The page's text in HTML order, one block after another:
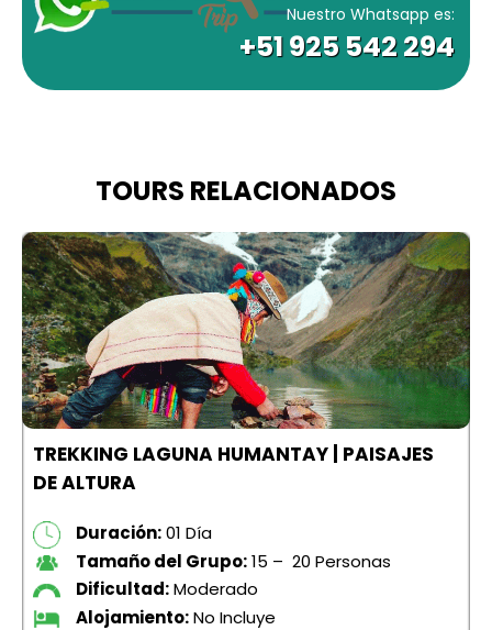
Nuestro Whatsapp es:
+51 925 542 294
TOURS RELACIONADOS
TREKKING LAGUNA HUMANTAY | PAISAJES
DE ALTURA
Duración:01 Día
Tamaño del Grupo:15 – 20 Personas
Dificultad:Moderado
Alojamiento:No Incluye